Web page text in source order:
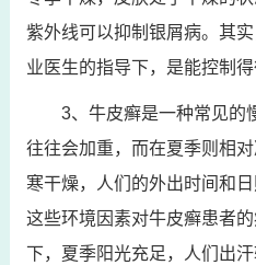
紫外线可以抑制银屑病。其
业医生的指导下，是能控制得
3、牛皮癣是一种常见的
往往会加重，而在夏季则相
寒干燥，人们的外出时间和
这些环境因素对牛皮癣患者
下，夏季阳光充足，人们出